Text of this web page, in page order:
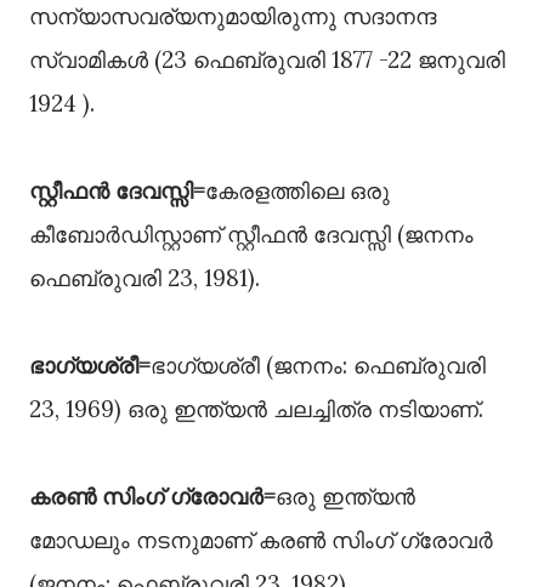
സന്യാസവര്യനുമായിരുന്നു സദാനന്ദ
സ്വാമികൾ (23 ഫെബ്രുവരി 1877 -22 ജനുവരി
1924 ).
സ്റ്റീഫൻ ദേവസ്സി=കേരളത്തിലെ ഒരു
കീബോർഡിസ്റ്റാണ് സ്റ്റീഫൻ ദേവസ്സി (ജനനം
ഫെബ്രുവരി 23, 1981).
ഭാഗ്യശ്രീ=ഭാഗ്യശ്രീ (ജനനം: ഫെബ്രുവരി
23, 1969) ഒരു ഇന്ത്യൻ ചലച്ചിത്ര നടിയാണ്.
കരൺ സിംഗ് ഗ്രോവർ=ഒരു ഇന്ത്യൻ
മോഡലും നടനുമാണ് കരൺ സിംഗ് ഗ്രോവർ